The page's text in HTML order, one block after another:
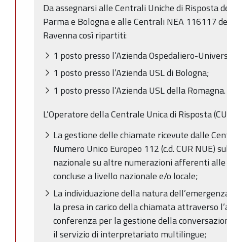
Da assegnarsi alle Centrali Uniche di Risposta
Parma e Bologna e alle Centrali NEA 116117
Ravenna così ripartiti:
1 posto presso l’Azienda Ospedaliero-
1 posto presso l’Azienda USL di Bologna;
1 posto presso l’Azienda USL della Romagna.
L’Operatore della Centrale Unica di Risposta
La gestione delle chiamate ricevute dalle
Numero Unico Europeo 112 (c.d. CUR NUE)
nazionale su altre numerazioni afferenti
concluse a livello nazionale e/o locale;
La individuazione della natura
la presa in carico della chiamata attraverso
conferenza per la gestione della
il servizio di interpretariato multilingue;